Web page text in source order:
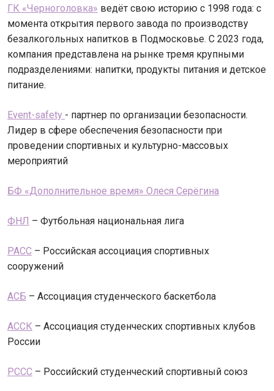
ГК «Черноголовка» ведёт свою историю с 1998 года: с
момента открытия первого завода по производству
безалкогольных напитков в Подмосковье. С 2023 года,
компания представлена на рынке тремя крупными
подразделениями: напитки, продукты питания и детское
питание.
Event-safety - партнер по организации безопасности.
Лидер в сфере обеспечения безопасности при
проведении спортивных и культурно-массовых
мероприятий
БФ «Дополнительное время» Олеся Серёгина
ФНЛ – Футбольная национальная лига
РАСС – Российская ассоциация спортивных
сооружений
АСБ – Ассоциация студенческого баскетбола
АССК – Ассоциация студенческих спортивных клубов
России
РССС – Российский студенческий спортивный союз